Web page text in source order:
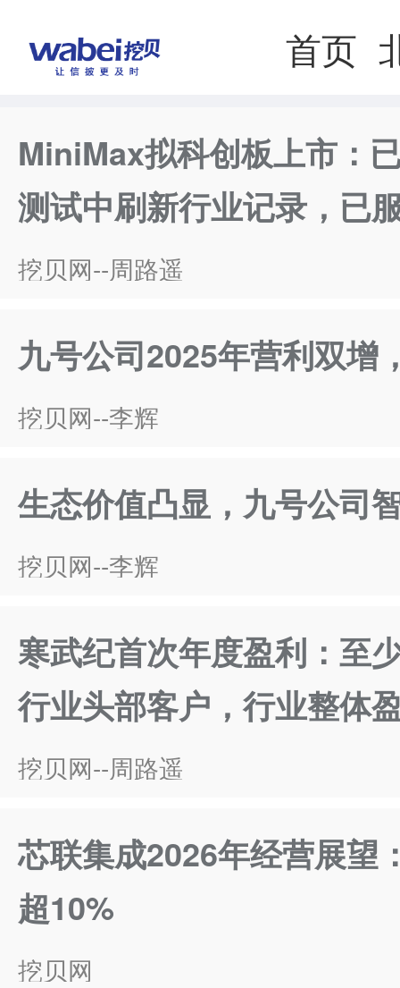
首页
MiniMax拟科创板上市：
测试中刷新行业记录，已
挖贝网--周路遥
九号公司2025年营利双增
挖贝网--李辉
生态价值凸显，九号公司
挖贝网--李辉
寒武纪首次年度盈利：至
行业头部客户，行业整体
挖贝网--周路遥
芯联集成2026年经营展望
超10%
挖贝网